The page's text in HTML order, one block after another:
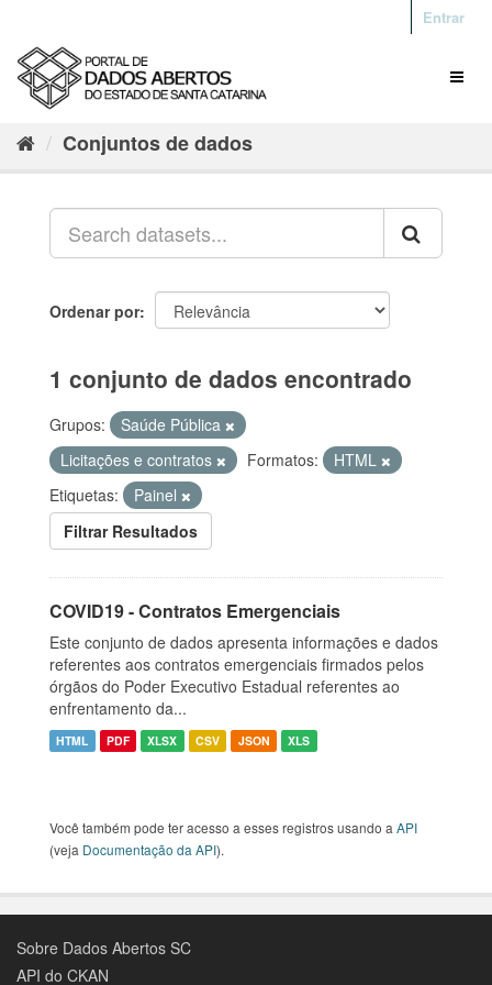
Entrar
Conjuntos de dados
Ordenar por
1 conjunto de dados encontrado
Grupos:
Saúde Pública
Licitações e contratos
Formatos:
HTML
Etiquetas:
Painel
Filtrar Resultados
COVID19 - Contratos Emergenciais
Este conjunto de dados apresenta informações e dados
referentes aos contratos emergenciais firmados pelos
órgãos do Poder Executivo Estadual referentes ao
enfrentamento da...
HTML PDF XLSX CSV JSON XLS
Você também pode ter acesso a esses registros usando a API
(veja Documentação da API).
Sobre Dados Abertos SC
API do CKAN